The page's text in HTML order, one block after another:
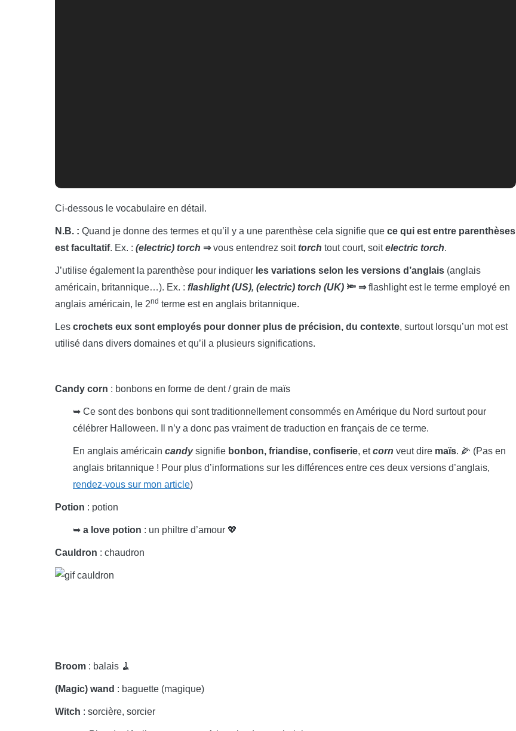
Ci-dessous le vocabulaire en détail.
N.B. : Quand je donne des termes et qu’il y a une parenthèse cela signifie que ce qui est entre parenthèses
est facultatif. Ex. : (electric) torch ⇒vous entendrez soittorch tout court, soitelectric torch.
J’utilise également la parenthèse pour indiquer les variations selon les versions d’anglais (anglais
américain, britannique…). Ex. : flashlight (US), (electric) torch (UK) 🔦 ⇒flashlight est le terme employé en
anglais américain, le 2nd terme est en anglais britannique.
Les crochets eux sont employés pour donner plus de précision, du contexte, surtout lorsqu’un mot est
utilisé dans divers domaines et qu’il a plusieurs significations.
Candy corn : bonbons en forme de dent / grain de maïs
➥ Ce sont des bonbons qui sont traditionnellement consommés en Amérique du Nord surtout pour
célébrer Halloween. Il n’y a donc pas vraiment de traduction en français de ce terme.
En anglais américain candy signifie bonbon, friandise, confiserie, etcorn veut dire maïs. 🌽 (Pas en
anglais britannique ! Pour plus d’informations sur les différences entre ces deux versions d’anglais,
rendez-vous sur mon article)
Potion : potion
➥ a love potion : un philtre d’amour 💖
Cauldron : chaudron
Broom : balais 🧹
(Magic) wand : baguette (magique)
Witch : sorcière, sorcier